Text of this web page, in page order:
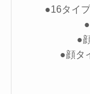
●16タイ
●
●顔タ